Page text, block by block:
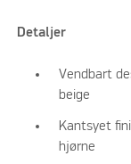
Detaljer
Vendbart
beige
Kantsyet
hjørne